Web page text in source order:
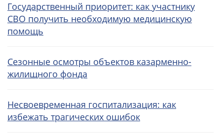
Государственный приоритет: как участнику
СВО получить необходимую медицинскую
помощь
Сезонные осмотры объектов казарменно-
жилищного фонда
Несвоевременная госпитализация: как
избежать трагических ошибок